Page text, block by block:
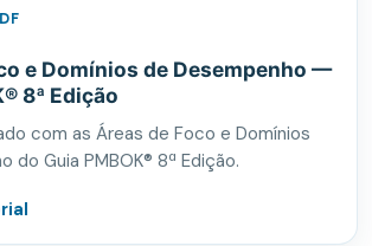
e Domínios de Desempenho —
8ª Edição
com as Áreas de Foco e Domínios
do Guia PMBOK® 8ª Edição.